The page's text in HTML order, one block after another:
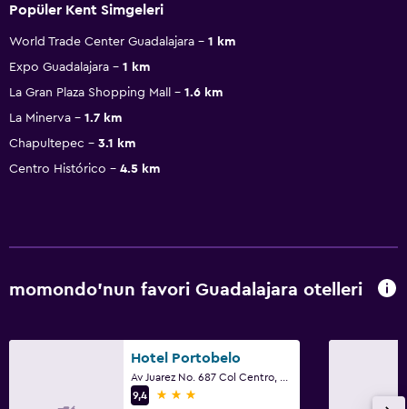
Popüler Kent Simgeleri
World Trade Center Guadalajara
1 km
Expo Guadalajara
1 km
La Gran Plaza Shopping Mall
1.6 km
La Minerva
1.7 km
Chapultepec
3.1 km
Centro Histórico
4.5 km
momondo'nun favori Guadalajara otelleri
Hotel Portobelo
9,4
3 yıldız